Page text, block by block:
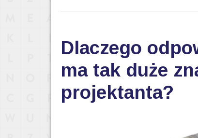
Dlaczego
ma tak duże
projektanta?